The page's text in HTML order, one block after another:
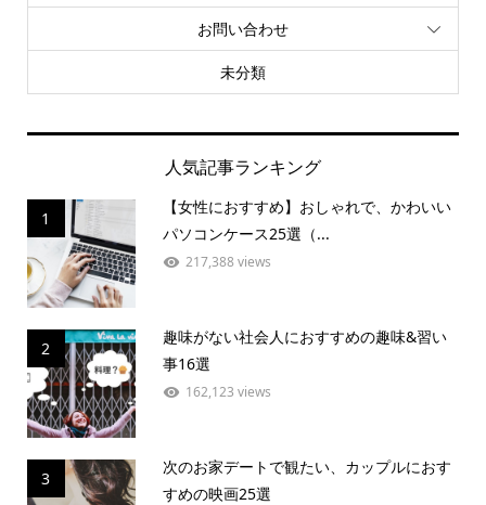
お問い合わせ
未分類
人気記事ランキング
1
【女性におすすめ】おしゃれで、かわいい
パソコンケース25選（...
217,388 views
2
趣味がない社会人におすすめの趣味&習い
事16選
162,123 views
3
次のお家デートで観たい、カップルにおす
すめの映画25選